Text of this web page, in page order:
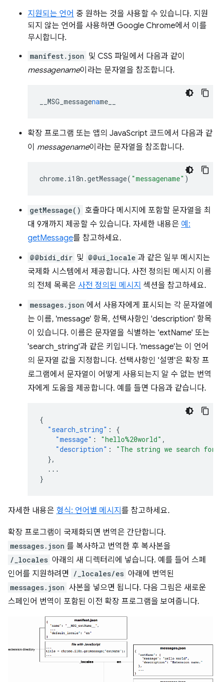
지원되는 언어 중 원하는 것을 사용할 수 있습니다. 지원
되지 않는 언어를 사용하면 Google Chrome에서 이를
무시합니다.
manifest.json 및 CSS 파일에서 다음과 같이
messagename이라는 문자열을 참조합니다.
__MSG_messagename__
확장 프로그램 또는 앱의 JavaScript 코드에서 다음과 같
이 messagename이라는 문자열을 참조합니다.
chrome. i18n .getMessage( "messagename" )
getMessage() 호출마다 메시지에 포함할 문자열을 최
대 9개까지 제공할 수 있습니다. 자세한 내용은 예:
getMessage를 참고하세요.
@@bidi_dir 및 @@ui_locale 과 같은 일부 메시지는
국제화 시스템에서 제공합니다. 사전 정의된 메시지 이름
의 전체 목록은 사전 정의된 메시지 섹션을 참고하세요.
messages.json 에서 사용자에게 표시되는 각 문자열에
는 이름, 'message' 항목, 선택사항인 'description' 항목
이 있습니다. 이름은 문자열을 식별하는 'extName' 또는
'search_string'과 같은 키입니다. 'message'는 이 언어
의 문자열 값을 지정합니다. 선택사항인 '설명'은 확장 프
로그램에서 문자열이 어떻게 사용되는지 알 수 없는 번역
자에게 도움을 제공합니다. 예를 들면 다음과 같습니다.
{
"search_string" :
{
"message" : "hello%20world" ,
"description" :
"The string we search for.
},
...
}
자세한 내용은 형식: 언어별 메시지 를 참고하세요.
확장 프로그램이 국제화되면 번역은 간단합니다.
messages.json 를 복사하고 번역한 후 복사본을
/_locales 아래의 새 디렉터리에 넣습니다. 예를 들어 스페
인어를 지원하려면
/_locales/es 아래에 번역된
messages.json 사본을 넣으면 됩니다. 다음 그림은 새로운
스페인어 번역이 포함된 이전 확장 프로그램을 보여줍니다.